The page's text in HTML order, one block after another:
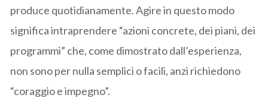
produce quotidianamente. Agire in questo modo
significa intraprendere “azioni concrete, dei piani, dei
programmi” che, come dimostrato dall’esperienza,
non sono per nulla semplici o facili, anzi richiedono
“coraggio e impegno”.